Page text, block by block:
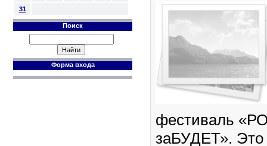
31
Поиск
Форма входа
фестиваль
заБУДЕТ». Это